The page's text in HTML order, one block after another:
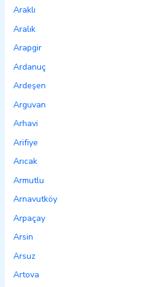
Araklı
Aralık
Arapgir
Ardanuç
Ardeşen
Arguvan
Arhavi
Arifiye
Arıcak
Armutlu
Arnavutköy
Arpaçay
Arsin
Arsuz
Artova